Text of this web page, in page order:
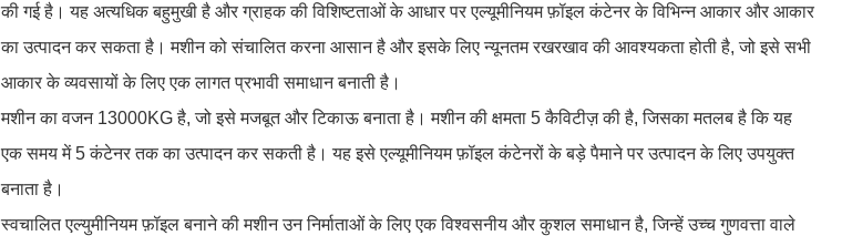
की गई है। यह अत्यधिक बहुमुखी है और ग्राहक की विशिष्टताओं के आधार पर एल्यूमीनियम फ़ॉइल कंटेनर के विभिन्न आकार और आकार
का उत्पादन कर सकता है। मशीन को संचालित करना आसान है और इसके लिए न्यूनतम रखरखाव की आवश्यकता होती है, जो इसे सभी
आकार के व्यवसायों के लिए एक लागत प्रभावी समाधान बनाती है।
मशीन का वजन 13000KG है, जो इसे मजबूत और टिकाऊ बनाता है। मशीन की क्षमता 5 कैविटीज़ की है, जिसका मतलब है कि यह
एक समय में 5 कंटेनर तक का उत्पादन कर सकती है।यह इसे एल्यूमीनियम फ़ॉइल कंटेनरों के बड़े पैमाने पर उत्पादन के लिए उपयुक्त
बनाता है।
स्वचालित एल्युमीनियम फ़ॉइल बनाने की मशीन उन निर्माताओं के लिए एक विश्वसनीय और कुशल समाधान है, जिन्हें उच्च गुणवत्ता वाले